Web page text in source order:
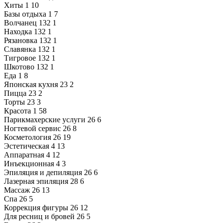
Хиты 1 10
Базы отдыха 1 7
Волчанец 132 1
Находка 132 1
Рязановка 132 1
Славянка 132 1
Тигровое 132 1
Шкотово 132 1
Еда 1 8
Японская кухня 23 2
Пицца 23 2
Торты 23 3
Красота 1 58
Парикмахерские услуги 26 6
Ногтевой сервис 26 8
Косметология 26 19
Эстетическая 4 13
Аппаратная 4 12
Инъекционная 4 3
Эпиляция и депиляция 26 6
Лазерная эпиляция 28 6
Массаж 26 13
Спа 26 5
Коррекция фигуры 26 12
Для ресниц и бровей 26 5